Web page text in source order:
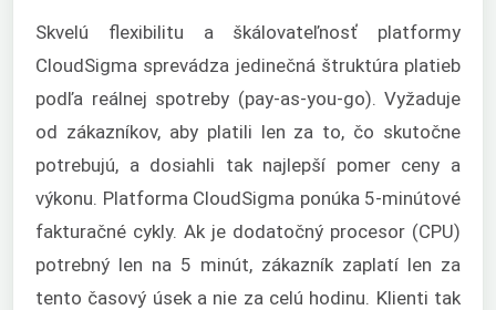
Skvelú flexibilitu a škálovateľnosť platformy
CloudSigma sprevádza jedinečná štruktúra platieb
podľa reálnej spotreby (pay-as-you-go). Vyžaduje
od zákazníkov, aby platili len za to, čo skutočne
potrebujú, a dosiahli tak najlepší pomer ceny a
výkonu. Platforma CloudSigma ponúka 5-minútové
fakturačné cykly. Ak je dodatočný procesor (CPU)
potrebný len na 5 minút, zákazník zaplatí len za
tento časový úsek a nie za celú hodinu. Klienti tak